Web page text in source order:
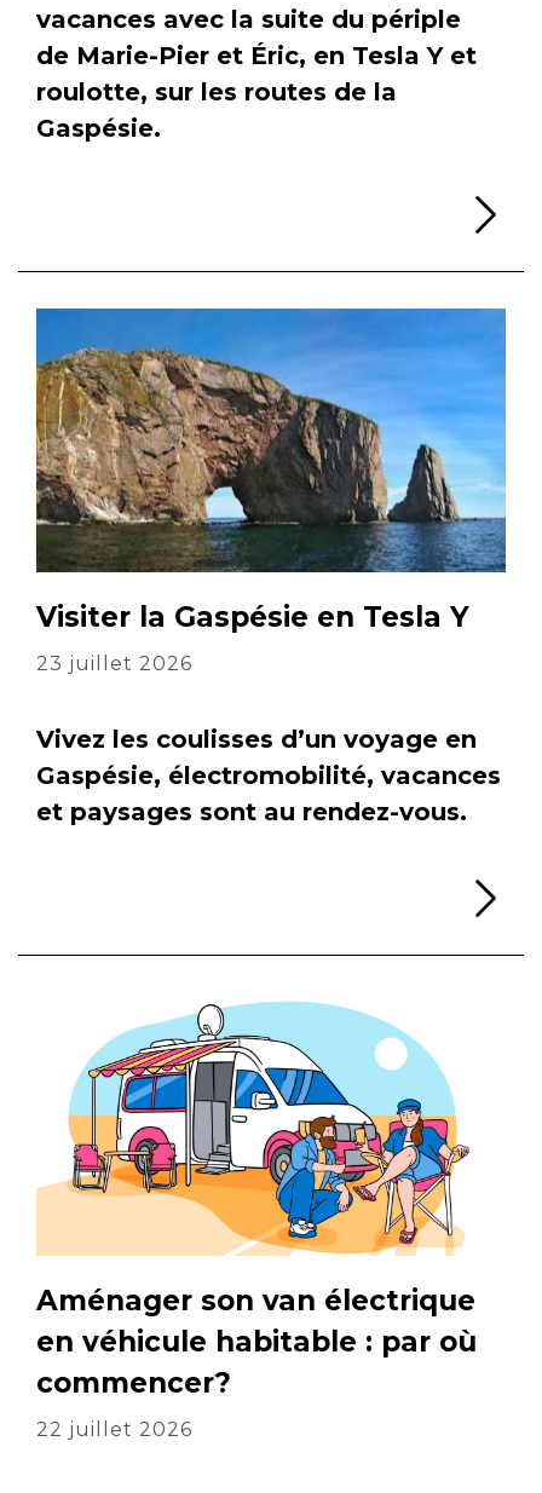
vacances avec la suite du périple
de Marie-Pier et Éric, en Tesla Y et
roulotte, sur les routes de la
Gaspésie.
Visiter la Gaspésie en Tesla Y
23 juillet 2026
Vivez les coulisses d’un voyage en
Gaspésie, électromobilité, vacances
et paysages sont au rendez-vous.
Aménager son van électrique
en véhicule habitable : par où
commencer?
22 juillet 2026